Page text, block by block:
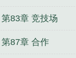
第83章 竞技场
第87章 合作